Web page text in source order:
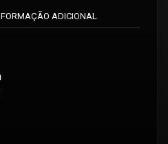
ADICIONAL